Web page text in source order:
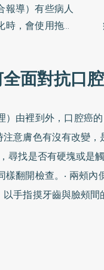
報導）有些病人
，會使用拖延
到口腔內的狀況
交界處有凸起
，不規則的邊
膨出就像含了東
」。在問診檢查
先生重面子「我
男人都不聽耶！
能再瞞才說出
面對抗口
）由裡到外，口腔癌
意膚色有沒有改變，
尋找是否有硬塊或是
翻開檢查。‧ 兩頰內
手指摸牙齒與臉頰間